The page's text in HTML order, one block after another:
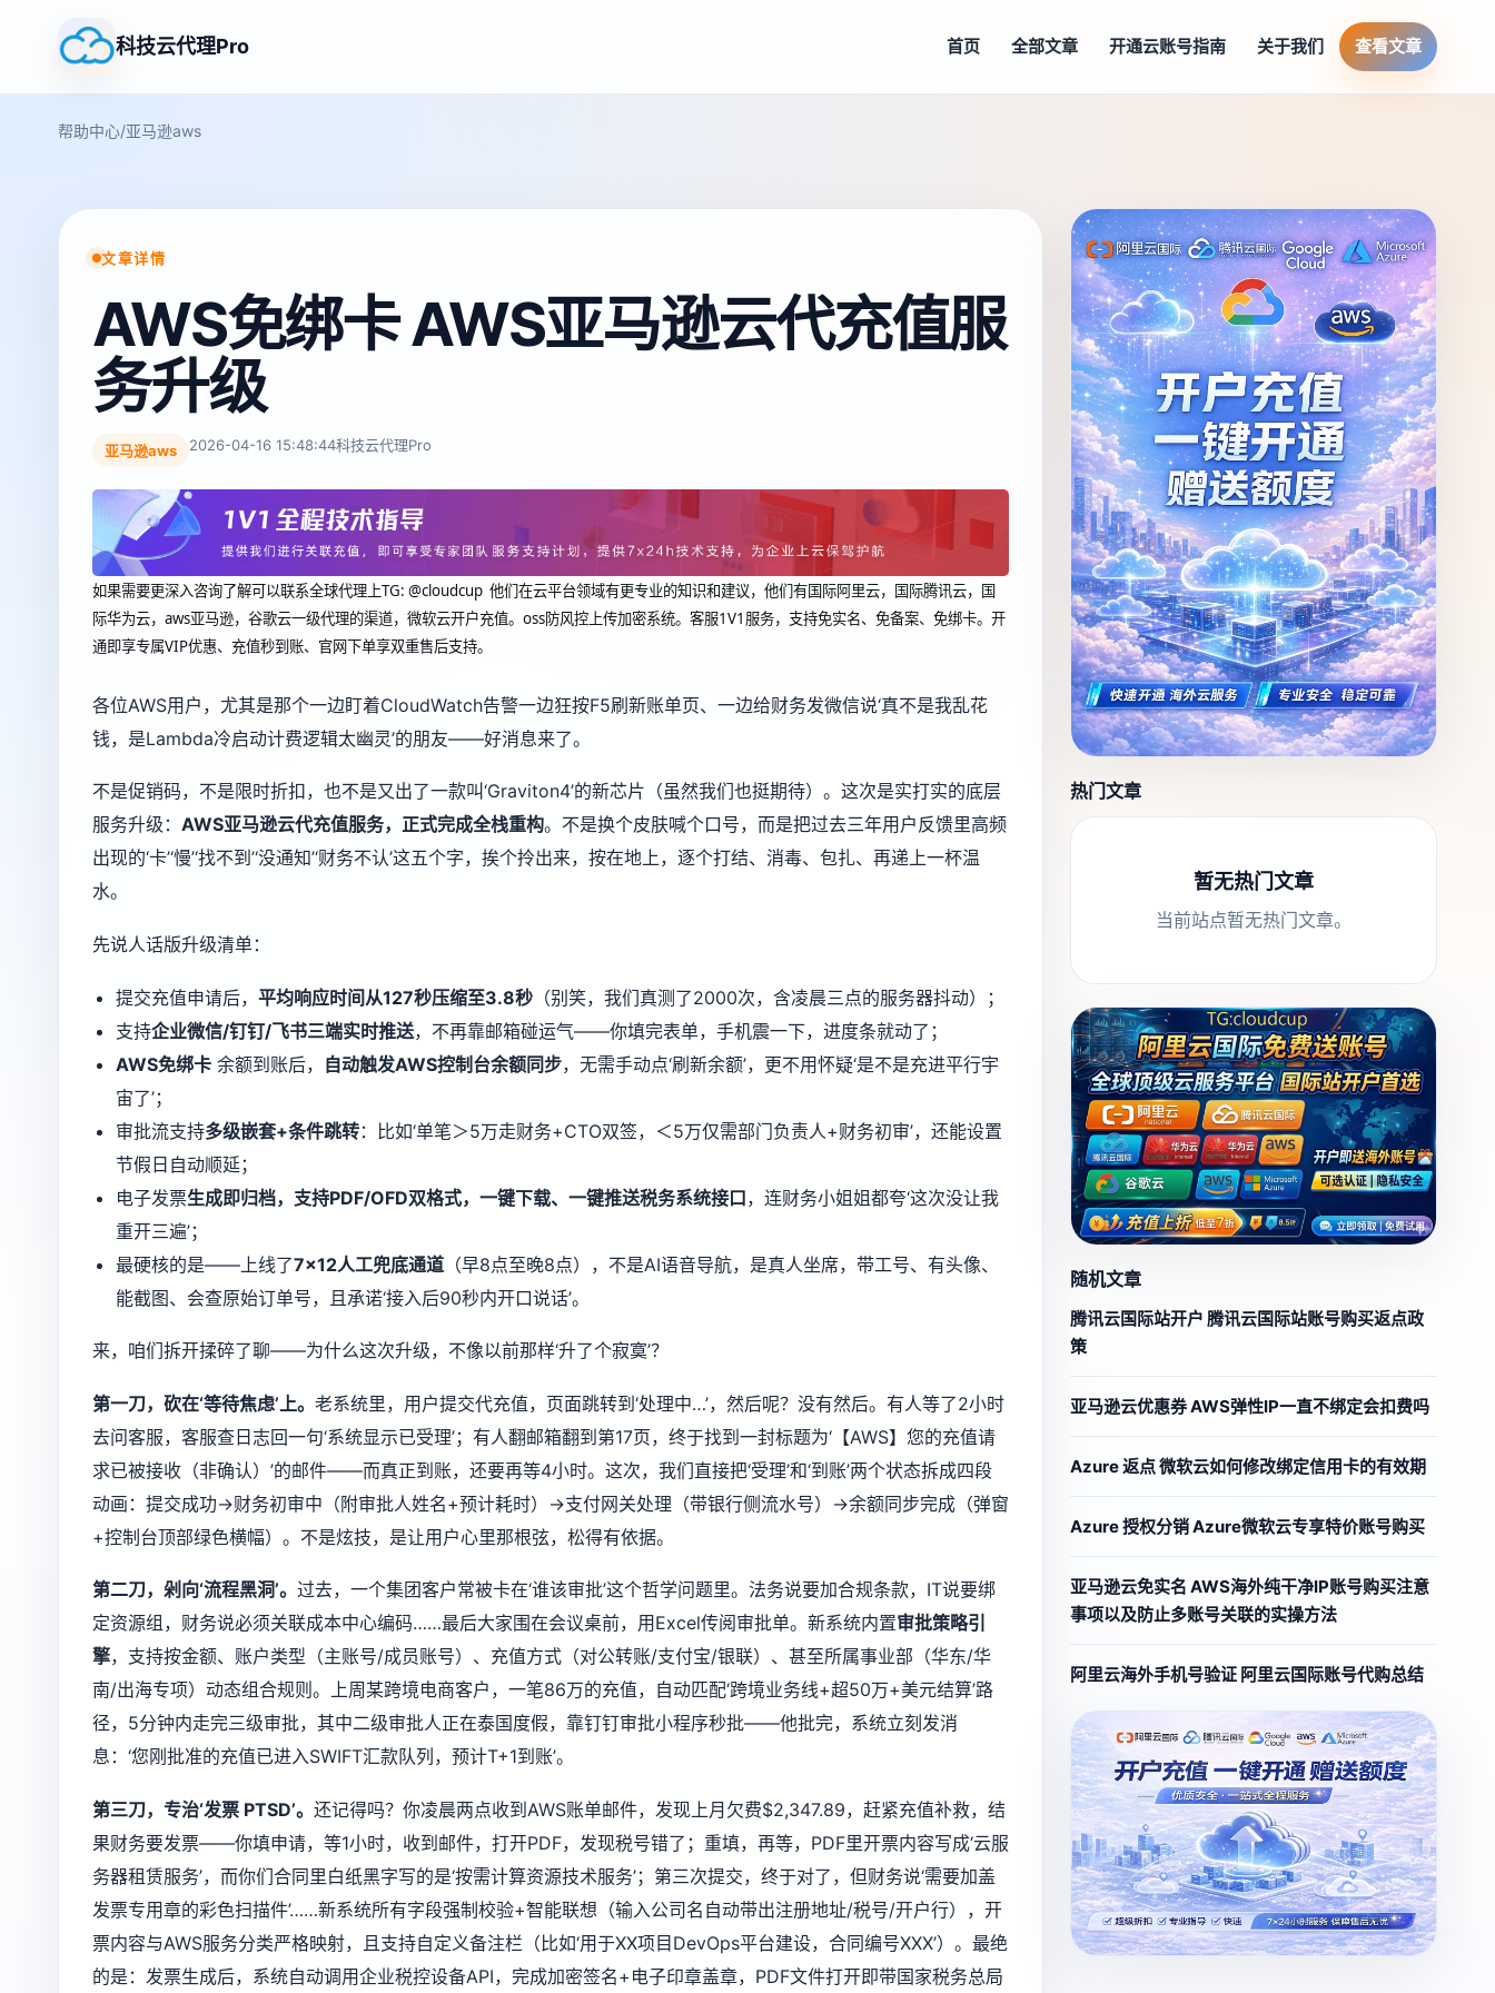
科技云代理Pro 首页 全部文章 开通云账号指南 关于我们 查看文章
帮助中心/亚马逊aws
文章详情
AWS免绑卡 AWS亚马逊云代充值服
务升级
亚马逊aws 2026-04-16 15:48:44科技云代理Pro
如果需要更深入咨询了解可以联系全球代理上TG: @cloudcup 他们在云平台领域有更专业的知识和建议，他们有国际阿里云，国际腾讯云，国
际华为云，aws亚马逊，谷歌云一级代理的渠道，微软云开户充值。oss防风控上传加密系统。客服1V1服务，支持免实名、免备案、免绑卡。开
通即享专属VIP优惠、充值秒到账、官网下单享双重售后支持。
各位AWS用户，尤其是那个一边盯着CloudWatch告警一边狂按F5刷新账单页、一边给财务发微信说‘真不是我乱花
钱，是Lambda冷启动计费逻辑太幽灵’的朋友——好消息来了。
不是促销码，不是限时折扣，也不是又出了一款叫‘Graviton4’的新芯片（虽然我们也挺期待）。这次是实打实的底层
服务升级： AWS亚马逊云代充值服务，正式完成全栈重构。不是换个皮肤喊个口号，而是把过去三年用户反馈里高频
出现的‘卡’‘慢’‘找不到’‘没通知’‘财务不认’这五个字，挨个拎出来，按在地上，逐个打结、消毒、包扎、再递上一杯温
水。
先说人话版升级清单：
提交充值申请后， 平均响应时间从127秒压缩至3.8秒（别笑，我们真测了2000次，含凌晨三点的服务器抖动）；
支持企业微信/钉钉/飞书三端实时推送，不再靠邮箱碰运气——你填完表单，手机震一下，进度条就动了；
AWS免绑卡余额到账后， 自动触发AWS控制台余额同步，无需手动点‘刷新余额’，更不用怀疑‘是不是充进平行宇
宙了’；
审批流支持多级嵌套+条件跳转：比如‘单笔＞5万走财务+CTO双签，＜5万仅需部门负责人+财务初审’，还能设置
节假日自动顺延；
电子发票生成即归档，支持PDF/OFD双格式，一键下载、一键推送税务系统接口，连财务小姐姐都夸‘这次没让我
重开三遍’；
最硬核的是——上线了7×12人工兜底通道（早8点至晚8点），不是AI语音导航，是真人坐席，带工号、有头像、
能截图、会查原始订单号，且承诺‘接入后90秒内开口说话’。
来，咱们拆开揉碎了聊——为什么这次升级，不像以前那样‘升了个寂寞’？
第一刀，砍在‘等待焦虑’上。 老系统里，用户提交代充值，页面跳转到‘处理中…’，然后呢？没有然后。有人等了2小时
去问客服，客服查日志回一句‘系统显示已受理’；有人翻邮箱翻到第17页，终于找到一封标题为‘【AWS】您的充值请
求已被接收（非确认）’的邮件——而真正到账，还要再等4小时。这次，我们直接把‘受理’和‘到账’两个状态拆成四段
动画：提交成功→财务初审中（附审批人姓名+预计耗时）→支付网关处理（带银行侧流水号）→余额同步完成（弹窗
+控制台顶部绿色横幅）。不是炫技，是让用户心里那根弦，松得有依据。
第二刀，剁向‘流程黑洞’。 过去，一个集团客户常被卡在‘谁该审批’这个哲学问题里。法务说要加合规条款，IT说要绑
定资源组，财务说必须关联成本中心编码……最后大家围在会议桌前，用Excel传阅审批单。新系统内置审批策略引
擎，支持按金额、账户类型（主账号/成员账号）、充值方式（对公转账/支付宝/银联）、甚至所属事业部（华东/华
南/出海专项）动态组合规则。上周某跨境电商客户，一笔86万的充值，自动匹配‘跨境业务线+超50万+美元结算’路
径，5分钟内走完三级审批，其中二级审批人正在泰国度假，靠钉钉审批小程序秒批——他批完，系统立刻发消
息：‘您刚批准的充值已进入SWIFT汇款队列，预计T+1到账’。
第三刀，专治‘发票 PTSD’。 还记得吗？你凌晨两点收到AWS账单邮件，发现上月欠费$2,347.89，赶紧充值补救，结
果财务要发票——你填申请，等1小时，收到邮件，打开PDF，发现税号错了；重填，再等，PDF里开票内容写成‘云服
务器租赁服务’，而你们合同里白纸黑字写的是‘按需计算资源技术服务’；第三次提交，终于对了，但财务说‘需要加盖
发票专用章的彩色扫描件’……新系统所有字段强制校验+智能联想（输入公司名自动带出注册地址/税号/开户行），开
票内容与AWS服务分类严格映射，且支持自定义备注栏（比如‘用于XX项目DevOps平台建设，合同编号XXX’）。最绝
的是：发票生成后，系统自动调用企业税控设备API，完成加密签名+电子印章盖章，PDF文件打开即带国家税务总局
热门文章
暂无热门文章
当前站点暂无热门文章。
随机文章
腾讯云国际站开户 腾讯云国际站账号购买返点政
策
亚马逊云优惠券 AWS弹性IP一直不绑定会扣费吗
Azure 返点 微软云如何修改绑定信用卡的有效期
Azure 授权分销 Azure微软云专享特价账号购买
亚马逊云免实名 AWS海外纯干净IP账号购买注意
事项以及防止多账号关联的实操方法
阿里云海外手机号验证 阿里云国际账号代购总结